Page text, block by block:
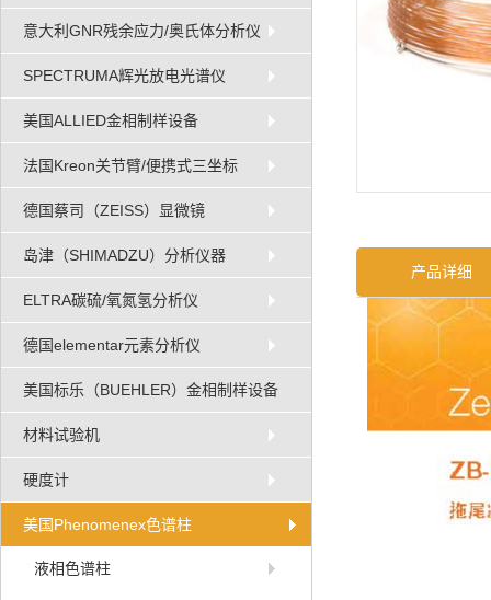
意大利GNR残余应力/奥氏体分析仪
SPECTRUMA辉光放电光谱仪
美国ALLIED金相制样设备
法国Kreon关节臂/便携式三坐标
德国蔡司（ZEISS）显微镜
岛津（SHIMADZU）分析仪器
ELTRA碳硫/氧氮氢分析仪
德国elementar元素分析仪
美国标乐（BUEHLER）金相制样设备
材料试验机
硬度计
美国Phenomenex色谱柱
液相色谱柱
产品详细